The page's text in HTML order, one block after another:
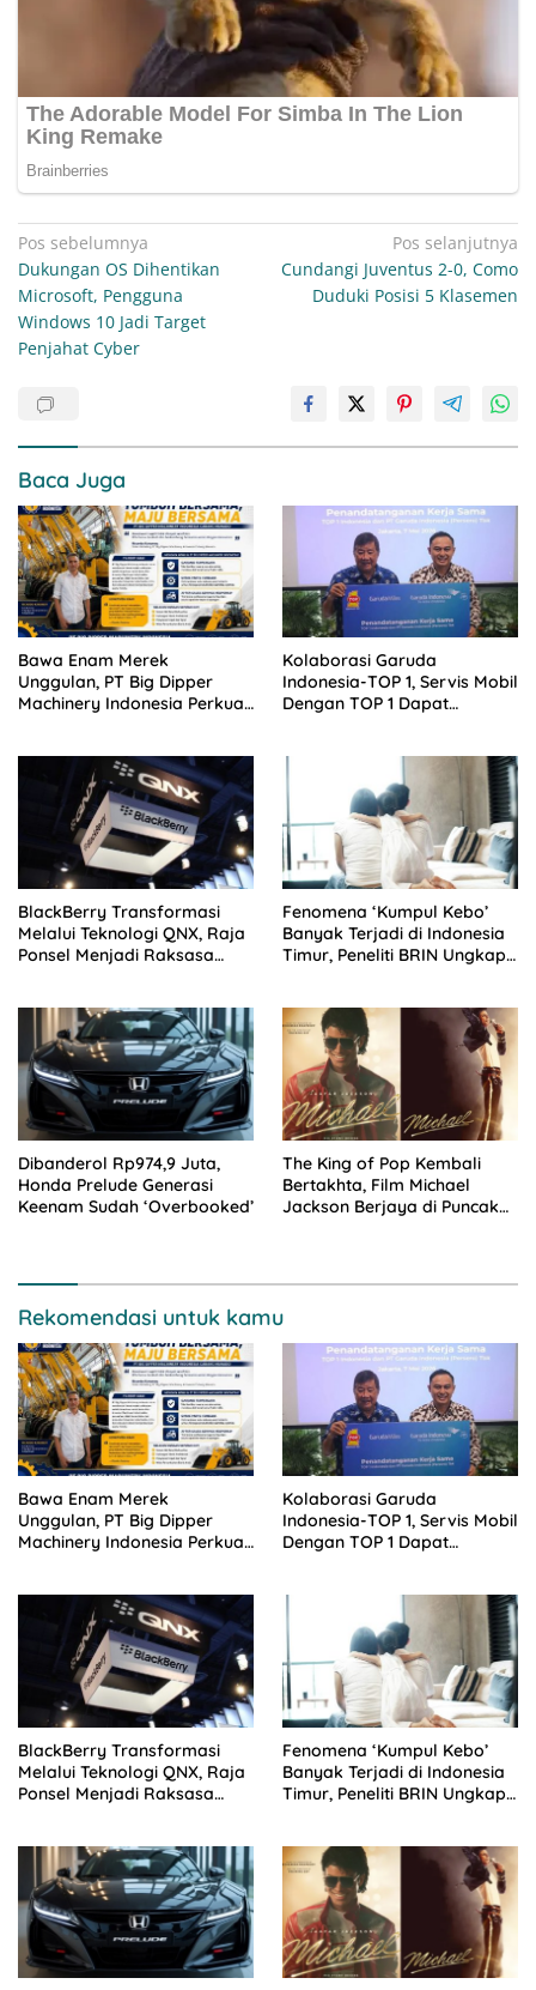
Navigasi
pos
Pos sebelumnya
Dukungan OS Dihentikan
Microsoft, Pengguna
Windows 10 Jadi Target
Penjahat Cyber
Pos selanjutnya
Cundangi Juventus 2-0, Como
Duduki Posisi 5 Klasemen
Baca Juga
Bawa Enam Merek
Unggulan, PT Big Dipper
Machinery Indonesia Perkuat
Kolaborasi Garuda
Indonesia-TOP 1, Servis Mobil
Dengan TOP 1 Dapat
BlackBerry Transformasi
Melalui Teknologi QNX, Raja
Ponsel Menjadi Raksasa
Fenomena ‘Kumpul Kebo’
Banyak Terjadi di Indonesia
Timur, Peneliti BRIN Ungkap
Dibanderol Rp974,9 Juta,
Honda Prelude Generasi
Keenam Sudah ‘Overbooked’
The King of Pop Kembali
Bertakhta, Film Michael
Jackson Berjaya di Puncak
Rekomendasi untuk kamu
Bawa Enam Merek
Unggulan, PT Big Dipper
Machinery Indonesia Perkuat
Kolaborasi Garuda
Indonesia-TOP 1, Servis Mobil
Dengan TOP 1 Dapat
BlackBerry Transformasi
Melalui Teknologi QNX, Raja
Ponsel Menjadi Raksasa
Fenomena ‘Kumpul Kebo’
Banyak Terjadi di Indonesia
Timur, Peneliti BRIN Ungkap